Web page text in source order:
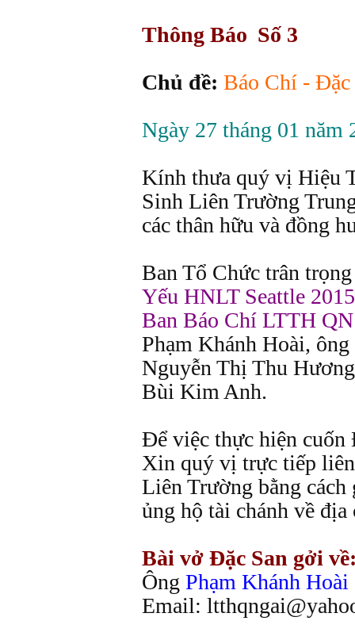
Thông Báo Số 3
Chủ đề: Báo Chí - Đặc
Ngày 27 tháng 01 năm
Kính thưa quý vị Hiệu
Sinh Liên Trường
các thân hữu và đồng
Ban Tổ Chức trân
Yếu HNLT Seattle
Ban Báo Chí LTTH QN
Phạm Khánh Hoài,
Nguyễn Thị Thu
Bùi Kim Anh.
Để việc thực hiện cuốn
Xin quý vị trực tiếp
Liên Trường bằng
ủng hộ tài chánh về địa
Bài vở Đặc San gởi
Ông Phạm Khánh Hoài
Email: